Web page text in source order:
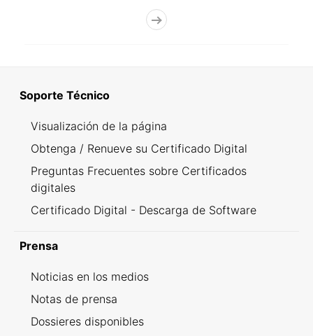
Soporte Técnico
Visualización de la página
Obtenga / Renueve su Certificado Digital
Preguntas Frecuentes sobre Certificados
digitales
Certificado Digital - Descarga de Software
Prensa
Noticias en los medios
Notas de prensa
Dossieres disponibles